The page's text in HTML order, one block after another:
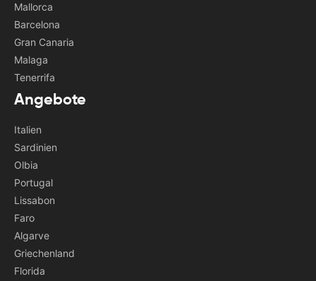
Mallorca
Barcelona
Gran Canaria
Malaga
Tenerrifa
Angebote
Italien
Sardinien
Olbia
Portugal
Lissabon
Faro
Algarve
Griechenland
Florida